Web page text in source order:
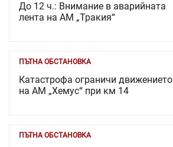
До 12 ч.: Внимание в аварийната
лента на АМ „Тракия“
ПЪТНА ОБСТАНОВКА
Катастрофа ограничи движението
на АМ „Хемус“ при км 14
ПЪТНА ОБСТАНОВКА